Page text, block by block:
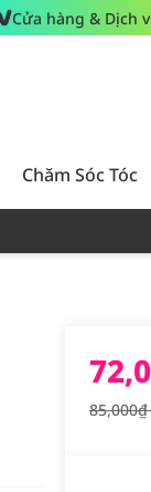
Cửa hàng & Dịch
Chăm Sóc Tóc
85,000₫